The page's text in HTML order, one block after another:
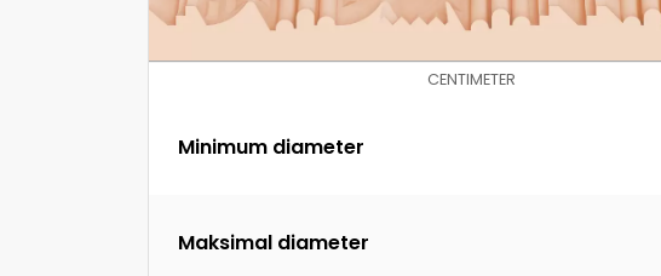
CENTIMETER
Minimum diameter
Maksimal diameter